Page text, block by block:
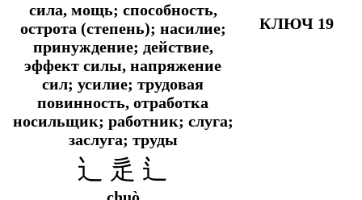
сила, мощь; способность,
острота (степень); насилие;
принуждение; действие,
эффект силы, напряжение
сил; усилие; трудовая
повинность, отработка
носильщик; работник; слуга;
заслуга; труды
КЛЮЧ 19
辶 辵 ⻍